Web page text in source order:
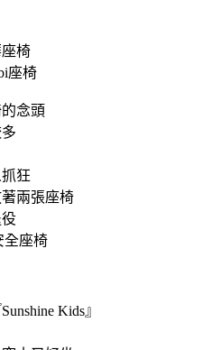
椅
座椅
念頭
狂
兩張座椅
全座椅
Kids』